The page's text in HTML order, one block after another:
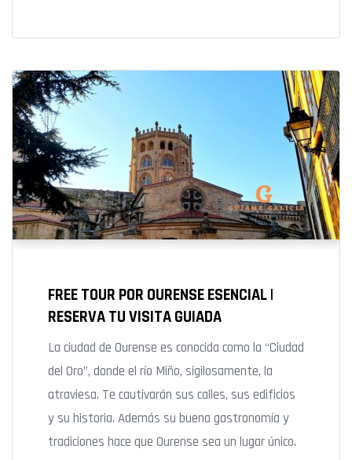
FREE TOUR POR OURENSE ESENCIAL |
RESERVA TU VISITA GUIADA
La ciudad de Ourense es conocida como la “Ciudad
del Oro”, donde el río Miño, sigilosamente, la
atraviesa. Te cautivarán sus calles, sus edificios
y su historia. Además su buena gastronomía y
tradiciones hace que Ourense sea un lugar único.